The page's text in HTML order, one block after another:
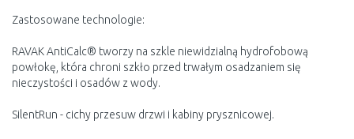
Zastosowane technologie:
RAVAK AntiCalc® tworzy na szkle niewidzialną hydrofobową
powłokę, która chroni szkło przed trwałym osadzaniem się
nieczystości i osadów z wody.
SilentRun - cichy przesuw drzwi i kabiny prysznicowej.